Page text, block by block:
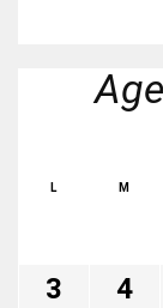
L M
3
4